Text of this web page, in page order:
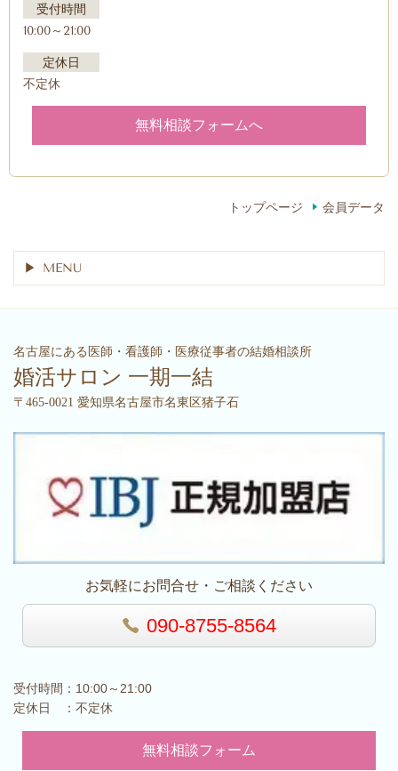
受付時間
10:00～21:00
定休日
不定休
無料相談フォームへ
トップページ 会員データ
MENU
名古屋にある医師・看護師・医療従事者の結婚相談所
婚活サロン 一期一結
〒465-0021 愛知県名古屋市名東区猪子石
お気軽にお問合せ・ご相談ください
090-8755-8564
受付時間：10:00～21:00
定休日 ：不定休
無料相談フォーム